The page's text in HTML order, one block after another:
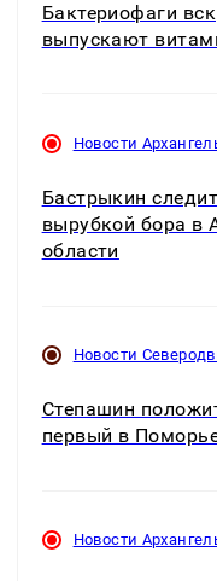
Бактериофаги
выпускают
Новости
Бастрыкин
вырубкой бора в
области
Новости
Степашин
первый в
Новости